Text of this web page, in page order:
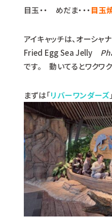
目玉・・ めだま・・・目玉
アイキャッチは、オーシャ
Fried Egg Sea Jelly
です。 動いてるとワクワク
まずは「リバーワンダーズ